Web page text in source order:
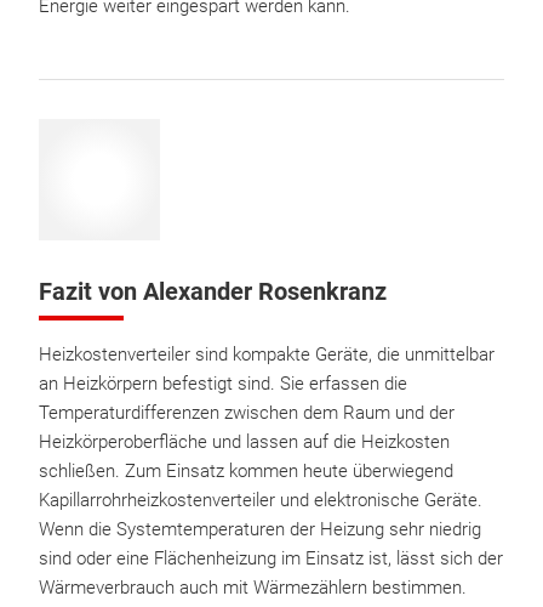
Energie weiter eingespart werden kann.
Fazit von Alexander Rosenkranz
Heizkostenverteiler sind kompakte Geräte, die unmittelbar
an Heizkörpern befestigt sind. Sie erfassen die
Temperaturdifferenzen zwischen dem Raum und der
Heizkörperoberfläche und lassen auf die Heizkosten
schließen. Zum Einsatz kommen heute überwiegend
Kapillarrohrheizkostenverteiler und elektronische Geräte.
Wenn die Systemtemperaturen der Heizung sehr niedrig
sind oder eine Flächenheizung im Einsatz ist, lässt sich der
Wärmeverbrauch auch mit Wärmezählern bestimmen.